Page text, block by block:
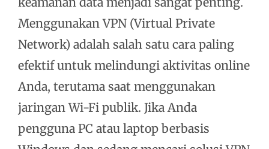
Menggunakan VPN (Virtual Private
Network) adalah salah satu cara paling
efektif untuk melindungi aktivitas online
Anda, terutama saat menggunakan
jaringan Wi-Fi publik. Jika Anda
pengguna PC atau laptop berbasis